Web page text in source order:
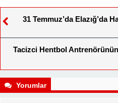
31 Temmuz’da Elazığ’da
Tacizci Hentbol
Yorumlar